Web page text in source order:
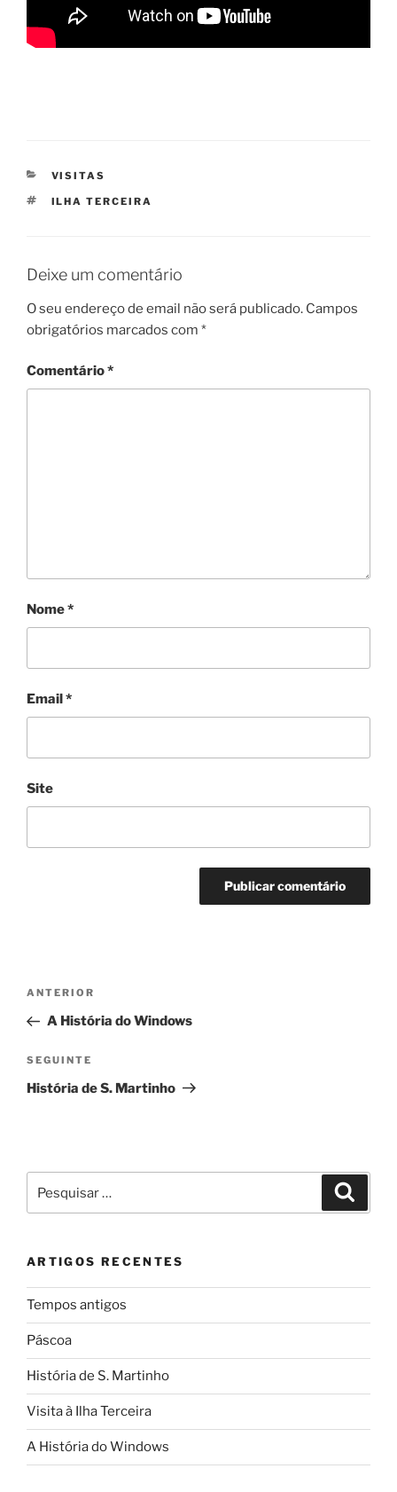
CATEGORIAS
VISITAS
ETIQUETAS
ILHA TERCEIRA
Deixe um comentário
O seu endereço de email não será publicado. Campos
obrigatórios marcados com *
Comentário*
Nome*
Email*
Site
Navegação
artigos
Conteúdo
anterior
ANTERIOR
A História do Windows
Conteúdo
seguinte
SEGUINTE
História de S. Martinho
por:
ARTIGOS RECENTES
Tempos antigos
Páscoa
História de S. Martinho
Visita à Ilha Terceira
A História do Windows